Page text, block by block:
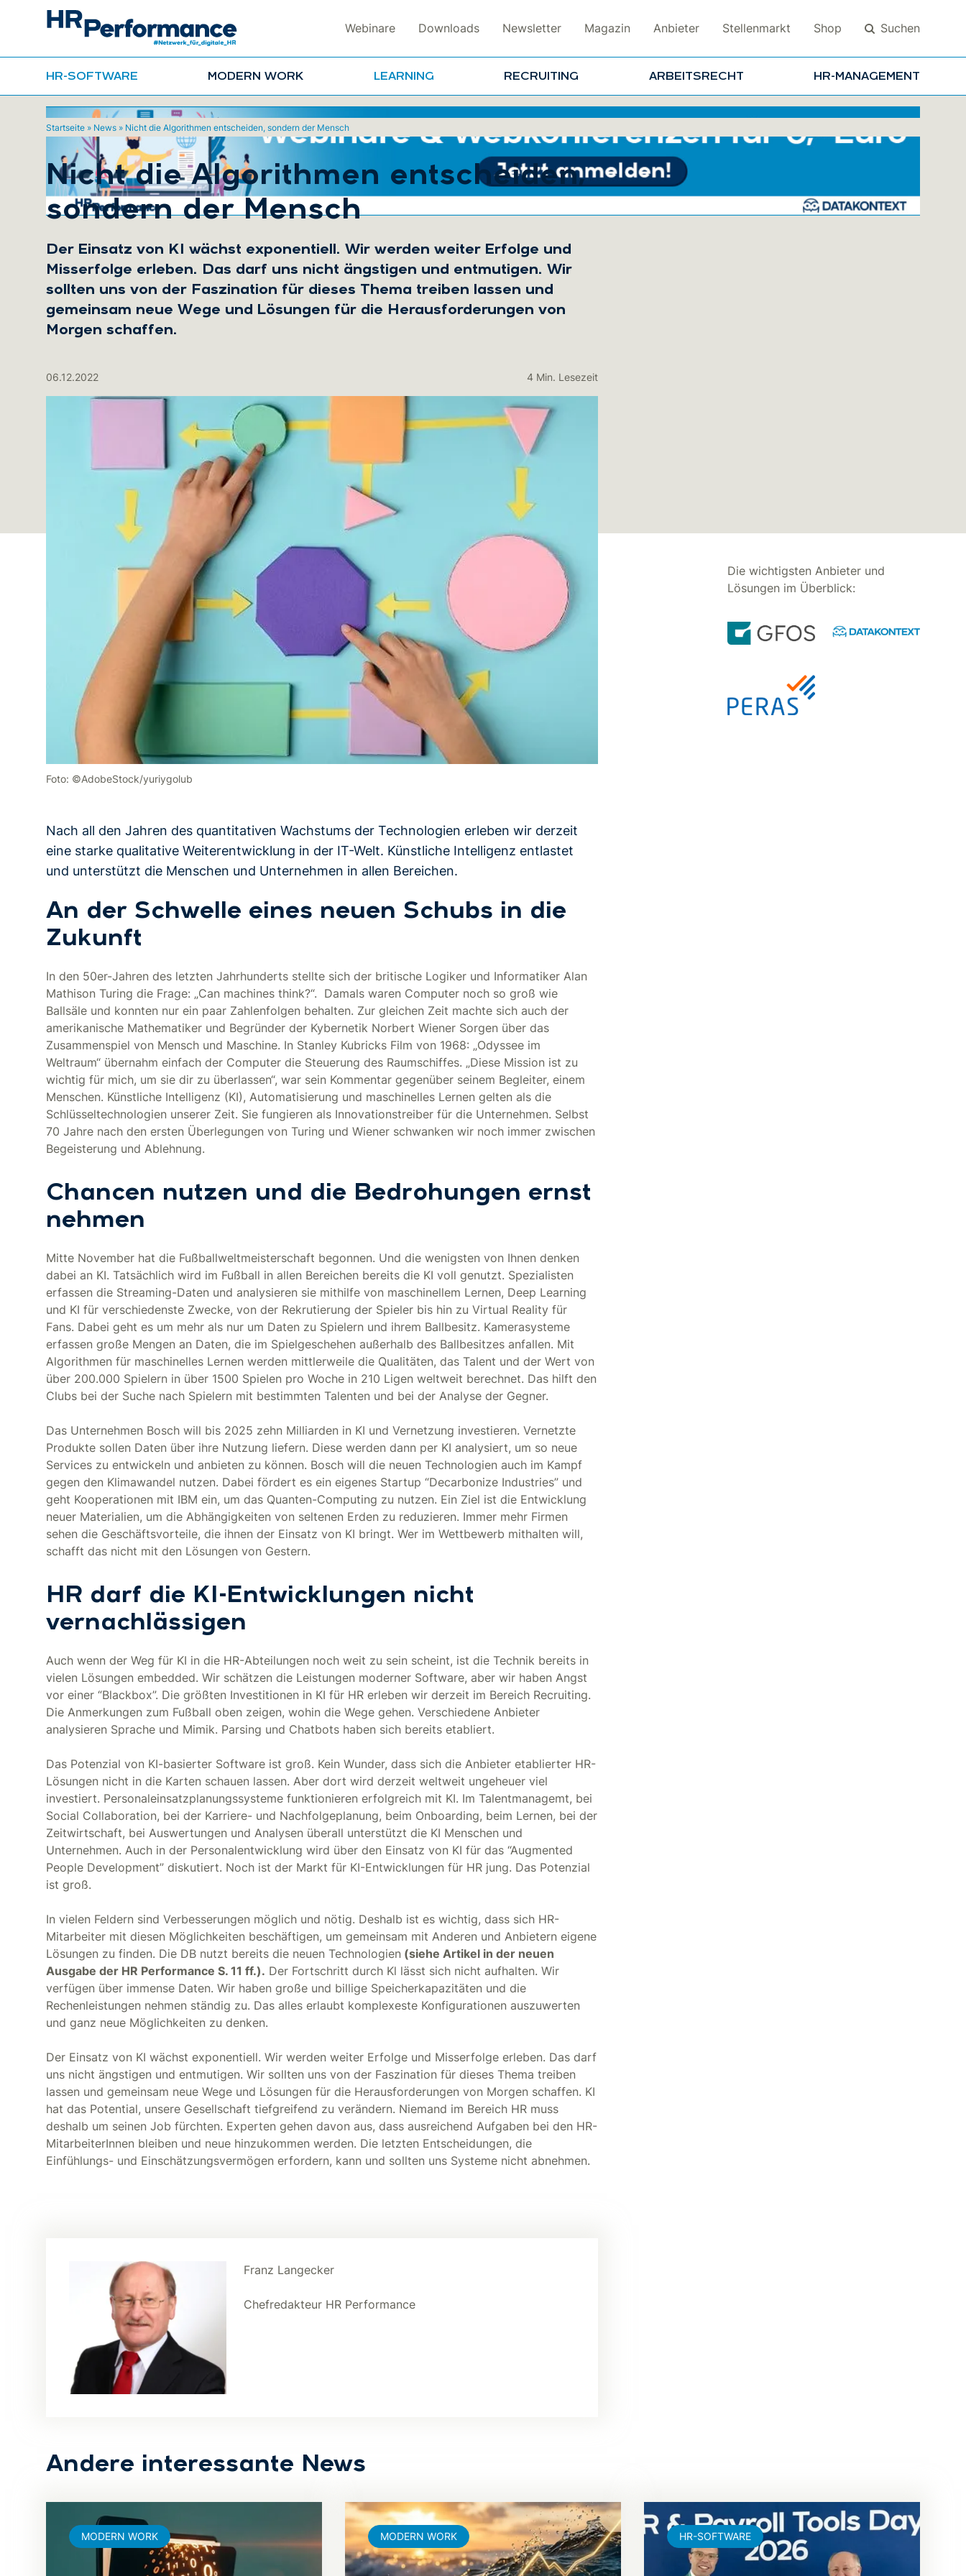
Webinare Downloads Newsletter Magazin Anbieter Stellenmarkt Shop Suchen
HR-SOFTWARE MODERN WORK LEARNING RECRUITING ARBEITSRECHT HR-MANAGEMENT
Startseite » News » Nicht die Algorithmen entscheiden, sondern der Mensch
Nicht die Algorithmen entscheiden,
sondern der Mensch
Der Einsatz von KI wächst exponentiell. Wir werden weiter Erfolge und
Misserfolge erleben. Das darf uns nicht ängstigen und entmutigen. Wir
sollten uns von der Faszination für dieses Thema treiben lassen und
gemeinsam neue Wege und Lösungen für die Herausforderungen von
Morgen schaffen.
06.12.2022 4 Min. Lesezeit
Foto: ©AdobeStock/yuriygolub
Nach all den Jahren des quantitativen Wachstums der Technologien erleben wir derzeit
eine starke qualitative Weiterentwicklung in der IT-Welt. Künstliche Intelligenz entlastet
und unterstützt die Menschen und Unternehmen in allen Bereichen.
An der Schwelle eines neuen Schubs in die
Zukunft
In den 50er-Jahren des letzten Jahrhunderts stellte sich der britische Logiker und Informatiker Alan
Mathison Turing die Frage: „Can machines think?“. Damals waren Computer noch so groß wie
Ballsäle und konnten nur ein paar Zahlenfolgen behalten. Zur gleichen Zeit machte sich auch der
amerikanische Mathematiker und Begründer der Kybernetik Norbert Wiener Sorgen über das
Zusammenspiel von Mensch und Maschine. In Stanley Kubricks Film von 1968: „Odyssee im
Weltraum“ übernahm einfach der Computer die Steuerung des Raumschiffes. „Diese Mission ist zu
wichtig für mich, um sie dir zu überlassen“, war sein Kommentar gegenüber seinem Begleiter, einem
Menschen. Künstliche Intelligenz (KI), Automatisierung und maschinelles Lernen gelten als die
Schlüsseltechnologien unserer Zeit. Sie fungieren als Innovationstreiber für die Unternehmen. Selbst
70 Jahre nach den ersten Überlegungen von Turing und Wiener schwanken wir noch immer zwischen
Begeisterung und Ablehnung.
Chancen nutzen und die Bedrohungen ernst
nehmen
Mitte November hat die Fußballweltmeisterschaft begonnen. Und die wenigsten von Ihnen denken
dabei an KI. Tatsächlich wird im Fußball in allen Bereichen bereits die KI voll genutzt. Spezialisten
erfassen die Streaming-Daten und analysieren sie mithilfe von maschinellem Lernen, Deep Learning
und KI für verschiedenste Zwecke, von der Rekrutierung der Spieler bis hin zu Virtual Reality für
Fans. Dabei geht es um mehr als nur um Daten zu Spielern und ihrem Ballbesitz. Kamerasysteme
erfassen große Mengen an Daten, die im Spielgeschehen außerhalb des Ballbesitzes anfallen. Mit
Algorithmen für maschinelles Lernen werden mittlerweile die Qualitäten, das Talent und der Wert von
über 200.000 Spielern in über 1500 Spielen pro Woche in 210 Ligen weltweit berechnet. Das hilft den
Clubs bei der Suche nach Spielern mit bestimmten Talenten und bei der Analyse der Gegner.
Das Unternehmen Bosch will bis 2025 zehn Milliarden in KI und Vernetzung investieren. Vernetzte
Produkte sollen Daten über ihre Nutzung liefern. Diese werden dann per KI analysiert, um so neue
Services zu entwickeln und anbieten zu können. Bosch will die neuen Technologien auch im Kampf
gegen den Klimawandel nutzen. Dabei fördert es ein eigenes Startup “Decarbonize Industries” und
geht Kooperationen mit IBM ein, um das Quanten-Computing zu nutzen. Ein Ziel ist die Entwicklung
neuer Materialien, um die Abhängigkeiten von seltenen Erden zu reduzieren. Immer mehr Firmen
sehen die Geschäftsvorteile, die ihnen der Einsatz von KI bringt. Wer im Wettbewerb mithalten will,
schafft das nicht mit den Lösungen von Gestern.
HR darf die KI-Entwicklungen nicht
vernachlässigen
Auch wenn der Weg für KI in die HR-Abteilungen noch weit zu sein scheint, ist die Technik bereits in
vielen Lösungen embedded. Wir schätzen die Leistungen moderner Software, aber wir haben Angst
vor einer “Blackbox”. Die größten Investitionen in KI für HR erleben wir derzeit im Bereich Recruiting.
Die Anmerkungen zum Fußball oben zeigen, wohin die Wege gehen. Verschiedene Anbieter
analysieren Sprache und Mimik. Parsing und Chatbots haben sich bereits etabliert.
Das Potenzial von KI-basierter Software ist groß. Kein Wunder, dass sich die Anbieter etablierter HR-
Lösungen nicht in die Karten schauen lassen. Aber dort wird derzeit weltweit ungeheuer viel
investiert. Personaleinsatzplanungssysteme funktionieren erfolgreich mit KI. Im Talentmanagemt, bei
Social Collaboration, bei der Karriere- und Nachfolgeplanung, beim Onboarding, beim Lernen, bei der
Zeitwirtschaft, bei Auswertungen und Analysen überall unterstützt die KI Menschen und
Unternehmen. Auch in der Personalentwicklung wird über den Einsatz von KI für das “Augmented
People Development” diskutiert. Noch ist der Markt für KI-Entwicklungen für HR jung. Das Potenzial
ist groß.
In vielen Feldern sind Verbesserungen möglich und nötig. Deshalb ist es wichtig, dass sich HR-
Mitarbeiter mit diesen Möglichkeiten beschäftigen, um gemeinsam mit Anderen und Anbietern eigene
Lösungen zu finden. Die DB nutzt bereits die neuen Technologien (siehe Artikel in der neuen
Ausgabe der HR Performance S. 11 ff.). Der Fortschritt durch Kl lässt sich nicht aufhalten. Wir
verfügen über immense Daten. Wir haben große und billige Speicherkapazitäten und die
Rechenleistungen nehmen ständig zu. Das alles erlaubt komplexeste Konfigurationen auszuwerten
und ganz neue Möglichkeiten zu denken.
Der Einsatz von KI wächst exponentiell. Wir werden weiter Erfolge und Misserfolge erleben. Das darf
uns nicht ängstigen und entmutigen. Wir sollten uns von der Faszination für dieses Thema treiben
lassen und gemeinsam neue Wege und Lösungen für die Herausforderungen von Morgen schaffen. KI
hat das Potential, unsere Gesellschaft tiefgreifend zu verändern. Niemand im Bereich HR muss
deshalb um seinen Job fürchten. Experten gehen davon aus, dass ausreichend Aufgaben bei den HR-
MitarbeiterInnen bleiben und neue hinzukommen werden. Die letzten Entscheidungen, die
Einfühlungs- und Einschätzungsvermögen erfordern, kann und sollten uns Systeme nicht abnehmen.
Franz Langecker
Chefredakteur HR Performance
Die wichtigsten Anbieter und
Lösungen im Überblick:
Andere interessante News
MODERN WORK MODERN WORK HR-SOFTWARE